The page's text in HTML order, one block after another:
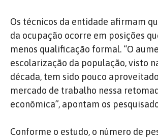
Os técnicos da entidade afirmam
da ocupação ocorre em posições
menos qualificação formal. “O
escolarização da população, visto
década, tem sido pouco
mercado de trabalho nessa
econômica”, apontam os
Conforme o estudo, o número de